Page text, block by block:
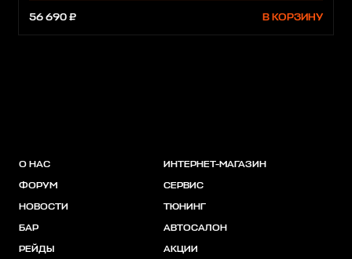
56 690 ₽ В КОРЗИНУ
О НАС
ФОРУМ
НОВОСТИ
БАР
РЕЙДЫ
ИНТЕРНЕТ-МАГАЗИН
СЕРВИС
ТЮНИНГ
АВТОСАЛОН
АКЦИИ